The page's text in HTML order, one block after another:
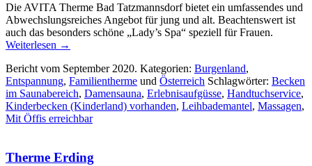
Die AVITA Therme Bad Tatzmannsdorf bietet ein umfassendes und
Abwechslungsreiches Angebot für jung und alt. Beachtenswert ist
auch das besonders schöne „Lady’s Spa“ speziell für Frauen.
Weiterlesen →
Bericht vom September 2020. Kategorien: Burgenland,
Entspannung, Familientherme und Österreich Schlagwörter: Becken
im Saunabereich, Damensauna, Erlebnisaufgüsse, Handtuchservice,
Kinderbecken (Kinderland) vorhanden, Leihbademantel, Massagen,
Mit Öffis erreichbar
Therme Erding